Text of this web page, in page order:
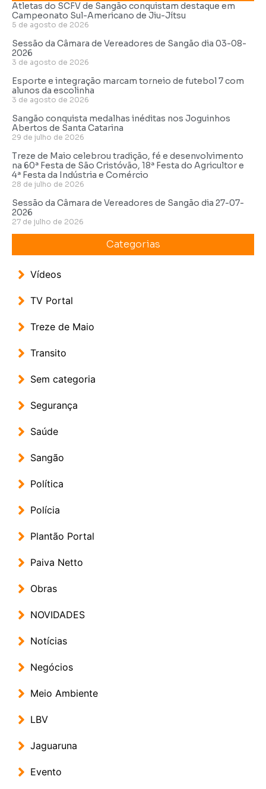
Atletas do SCFV de Sangão conquistam destaque em
Campeonato Sul-Americano de Jiu-Jítsu
5 de agosto de 2026
Sessão da Câmara de Vereadores de Sangão dia 03-08-
2026
3 de agosto de 2026
Esporte e integração marcam torneio de futebol 7 com
alunos da escolinha
3 de agosto de 2026
Sangão conquista medalhas inéditas nos Joguinhos
Abertos de Santa Catarina
29 de julho de 2026
Treze de Maio celebrou tradição, fé e desenvolvimento
na 60ª Festa de São Cristóvão, 18ª Festa do Agricultor e
4ª Festa da Indústria e Comércio
28 de julho de 2026
Sessão da Câmara de Vereadores de Sangão dia 27-07-
2026
27 de julho de 2026
Categorias
Vídeos
TV Portal
Treze de Maio
Transito
Sem categoria
Segurança
Saúde
Sangão
Política
Polícia
Plantão Portal
Paiva Netto
Obras
NOVIDADES
Notícias
Negócios
Meio Ambiente
LBV
Jaguaruna
Evento